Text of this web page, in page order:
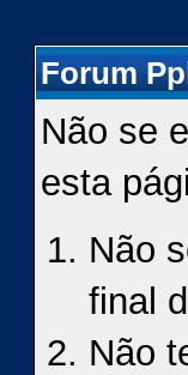
Forum
Não se
esta
Não
final
Não